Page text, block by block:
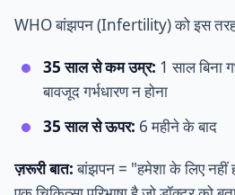
WHO बांझपन (Infertility) को इस तरह
35 साल से कम उम्र: 1 साल बिना
बावजूद गर्भधारण न होना
35 साल से ऊपर: 6 महीने के बाद
ज़रूरी बात:बांझपन = "हमेशा के लिए